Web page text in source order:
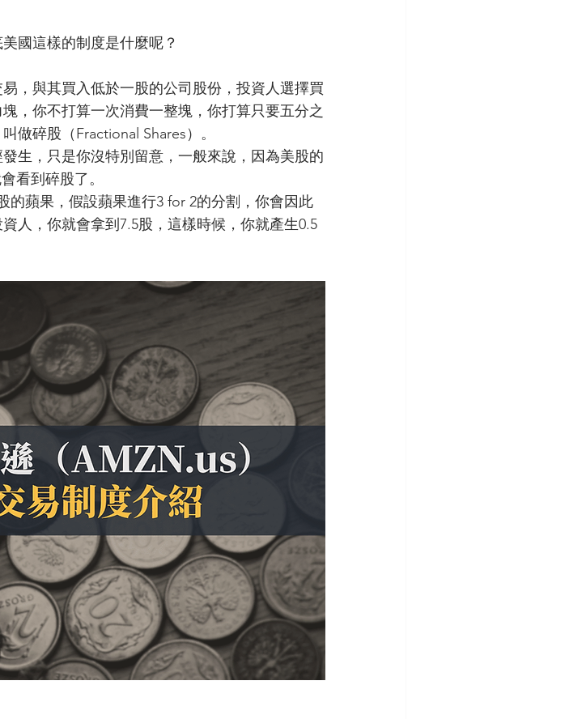
國這樣的制度是什麼呢？
，與其買入低於一股的公司股份，投資人選擇買
，你不打算一次消費一整塊，你打算只要五分之
做碎股（Fractional Shares）。
生，只是你沒特別留意，一般來說，因為美股的
看到碎股了。
的蘋果，假設蘋果進行3 for 2的分割，你會因此
人，你就會拿到7.5股，這樣時候，你就產生0.5